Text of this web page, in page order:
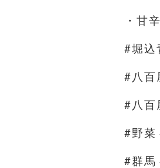
・甘
#堀込
#八百
#八百
#野菜
#群馬